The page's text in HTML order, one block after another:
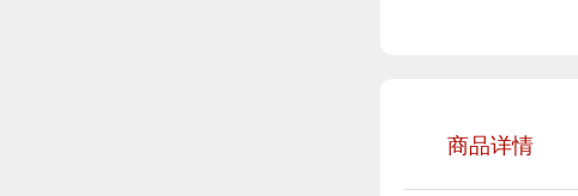
商品详情